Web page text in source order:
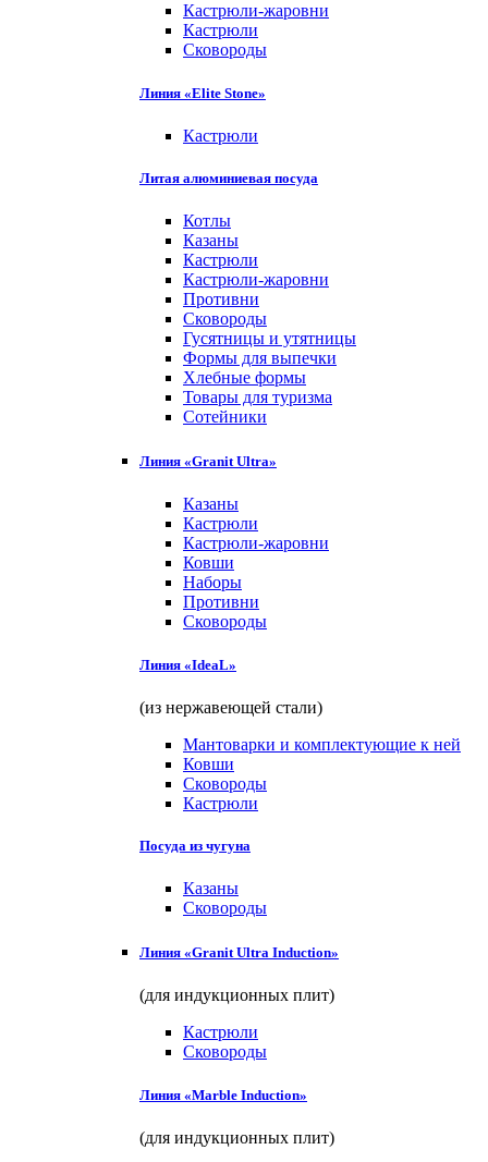
Кастрюли-жаровни
Кастрюли
Сковороды
Линия «Elite Stone»
Кастрюли
Литая алюминиевая посуда
Котлы
Казаны
Кастрюли
Кастрюли-жаровни
Противни
Сковороды
Гусятницы и утятницы
Формы для выпечки
Хлебные формы
Товары для туризма
Сотейники
Линия «Granit Ultra»
Казаны
Кастрюли
Кастрюли-жаровни
Ковши
Наборы
Противни
Сковороды
Линия «IdeaL»
(из нержавеющей стали)
Мантоварки и комплектующие к ней
Ковши
Сковороды
Кастрюли
Посуда из чугуна
Казаны
Сковороды
Линия «Granit Ultra Induction»
(для индукционных плит)
Кастрюли
Сковороды
Линия «Marble Induction»
(для индукционных плит)